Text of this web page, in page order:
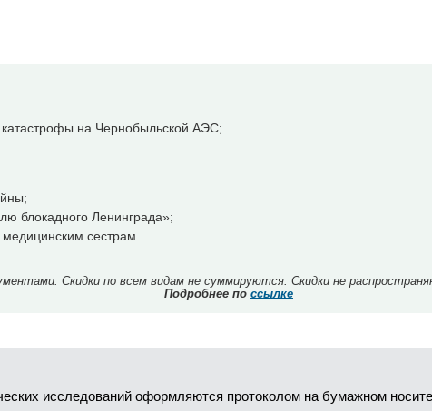
катастрофы на Чернобыльской АЭС;
блокадного Ленинграда»;
сестрам.
Скидки по всем видам не суммируются. Скидки не
Подробнее по ссылке
исследований оформляются протоколом на бумажном